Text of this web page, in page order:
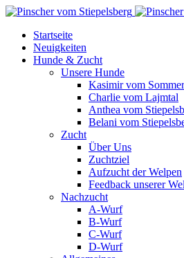
Startseite
Neuigkeiten
Hunde & Zucht
Unsere Hunde
Kasimir vom
Charlie vom Lajmtal
Anthea vom
Belani vom
Zucht
Über Uns
Zuchtziel
Aufzucht der Welpen
Feedback unserer
Nachzucht
A-Wurf
B-Wurf
C-Wurf
D-Wurf